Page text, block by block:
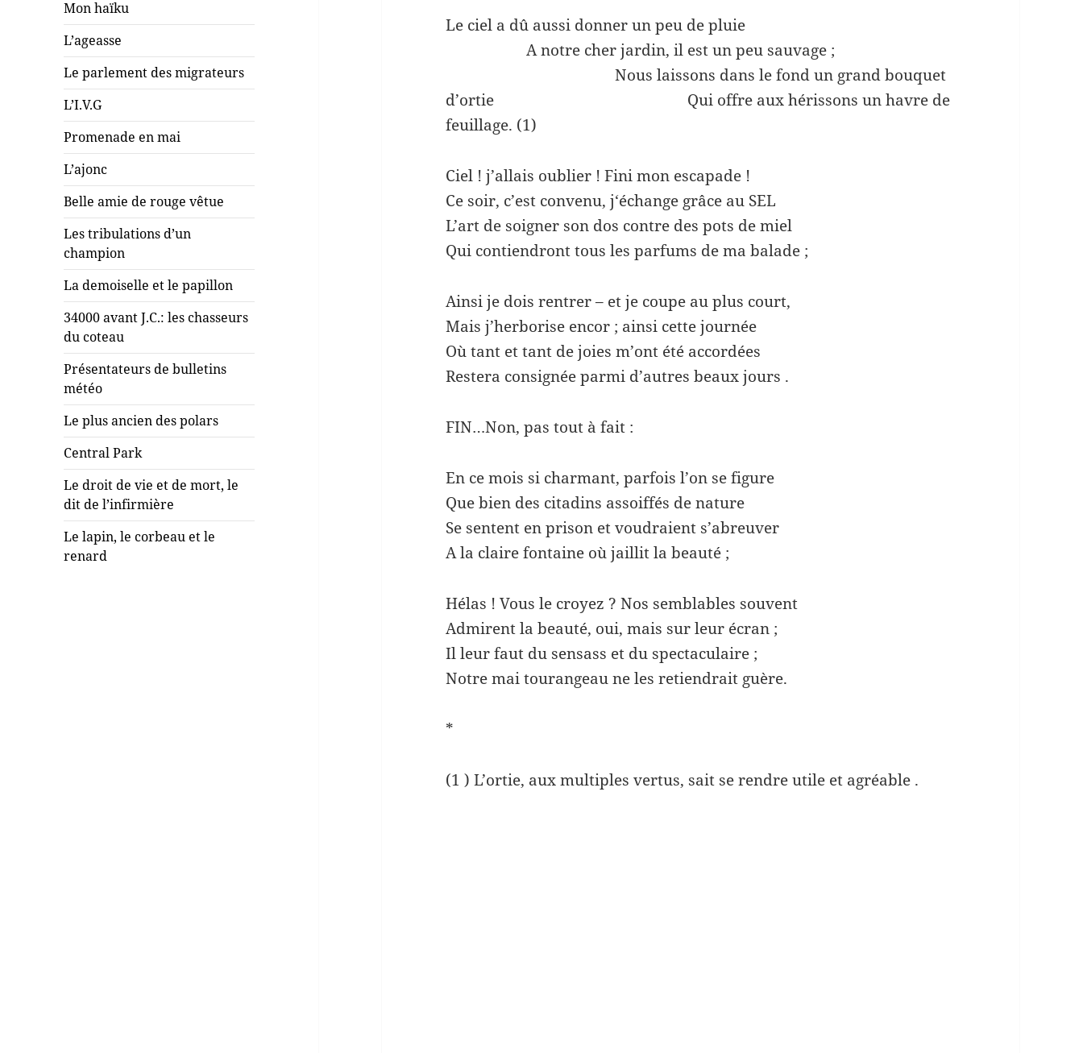
Mon haïku
L’ageasse
Le parlement des migrateurs
L’I.V.G
Promenade en mai
L’ajonc
Belle amie de rouge vêtue
Les tribulations d’un
champion
La demoiselle et le papillon
34000 avant J.C.: les chasseurs
du coteau
Présentateurs de bulletins
météo
Le plus ancien des polars
Central Park
Le droit de vie et de mort, le
dit de l’infirmière
Le lapin, le corbeau et le
renard
Le ciel a dû aussi donner un peu de pluie
A notre cher jardin, il est un peu sauvage ;
Nous laissons dans le fond un grand bouquet
d’ortie Qui offre aux hérissons un havre de
feuillage. (1)
Ciel ! j’allais oublier ! Fini mon escapade !
Ce soir, c’est convenu, j‘échange grâce au SEL
L’art de soigner son dos contre des pots de miel
Qui contiendront tous les parfums de ma balade ;
Ainsi je dois rentrer – et je coupe au plus court,
Mais j’herborise encor ; ainsi cette journée
Où tant et tant de joies m’ont été accordées
Restera consignée parmi d’autres beaux jours .
FIN…Non, pas tout à fait :
En ce mois si charmant, parfois l’on se figure
Que bien des citadins assoiffés de nature
Se sentent en prison et voudraient s’abreuver
A la claire fontaine où jaillit la beauté ;
Hélas ! Vous le croyez ? Nos semblables souvent
Admirent la beauté, oui, mais sur leur écran ;
Il leur faut du sensass et du spectaculaire ;
Notre mai tourangeau ne les retiendrait guère.
*
(1 ) L’ortie, aux multiples vertus, sait se rendre utile et agréable .